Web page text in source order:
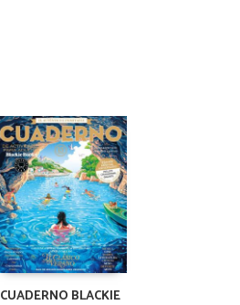
CUADERNO BLACKIE